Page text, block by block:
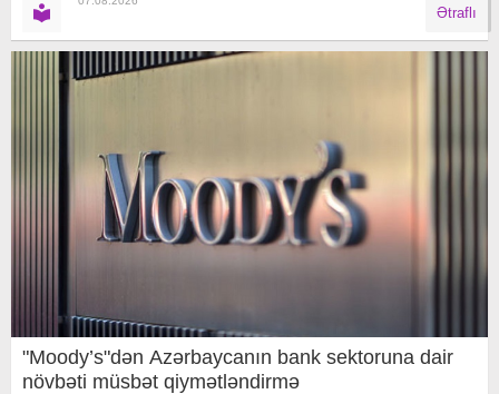
Ətraflı
"Moody’s"dən Azərbaycanın bank sektoruna dair
növbəti müsbət qiymətləndirmə